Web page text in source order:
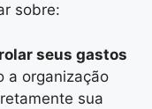
sobre:
seus gastos
a organização
sua